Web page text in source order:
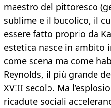
maestro del pittoresco
sublime e il bucolico, il
essere fatto proprio da
estetica nasce in ambito
come scena ma come
Reynolds, il più grande
XVIII secolo. Ma
ricadute sociali